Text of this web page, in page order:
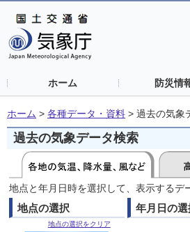
ホーム 防災情
ホーム > 各種データ・資料 > 過去の気象
過去の気象データ検索
地点と年月日時を選択して、表示するデ
地点の選択
地点の選択をクリア
年月日の選